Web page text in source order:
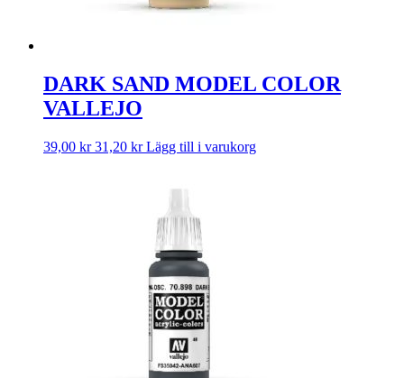
DARK SAND MODEL COLOR
VALLEJO
39,00 kr 31,20 kr Lägg till i varukorg